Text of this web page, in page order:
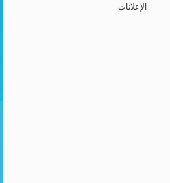
الإعلانات